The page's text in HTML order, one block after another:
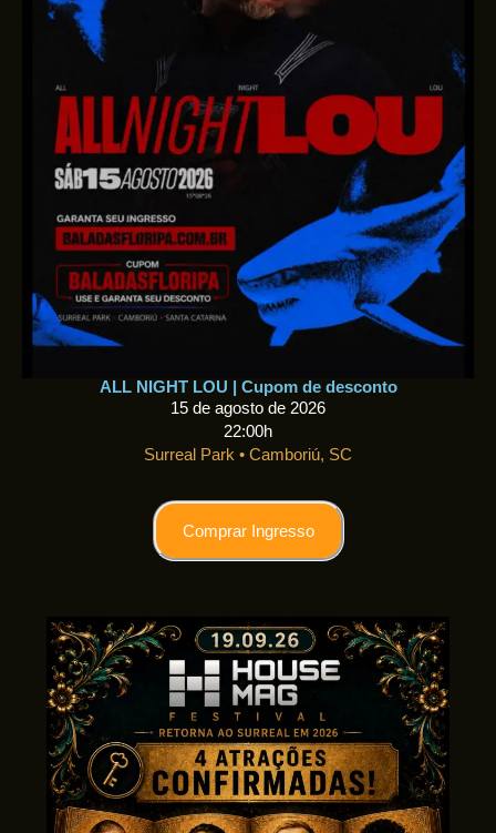
ALL NIGHT LOU | Cupom de desconto
15 de agosto de 2026
22:00h
Surreal Park • Camboriú, SC
Comprar Ingresso